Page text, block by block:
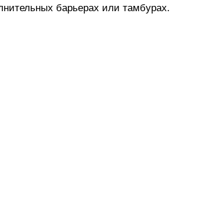
барьерах или тамбурах.